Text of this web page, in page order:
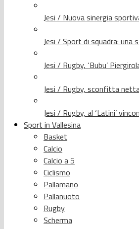
Jesi / Nuova sinergia
Jesi / Sport di squadra: una
Jesi / Rugby, ‘Bubu’
Jesi / Rugby, sconfitta
Jesi / Rugby, al ‘Latini’
Sport in Vallesina
Basket
Calcio
Calcio a 5
Ciclismo
Pallamano
Pallanuoto
Rugby
Scherma